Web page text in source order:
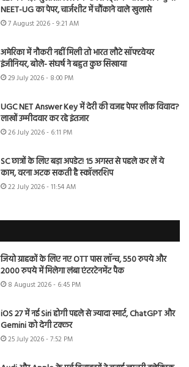
NEET-UG का पेपर, चार्जशीट में चौंकाने वाले खुलासे
7 August 2026 - 9:21 AM
अमेरिका में नौकरी नहीं मिली तो भारत लौटे सॉफ्टवेयर
इंजीनियर, बोले- संघर्ष ने बहुत कुछ सिखाया
29 July 2026 - 8:00 PM
UGC NET Answer Key में देरी की वजह पेपर लीक विवाद?
लाखों उम्मीदवार कर रहे इंतजार
26 July 2026 - 6:11 PM
SC छात्रों के लिए बड़ा अपडेट! 15 अगस्त से पहले कर लें ये
काम, वरना अटक सकती है स्कॉलरशिप
22 July 2026 - 11:54 AM
जियो ग्राहकों के लिए नए OTT पास लॉन्च, 550 रुपये और
2000 रुपये में मिलेगा लंबा एंटरटेनमेंट पैक
8 August 2026 - 6:45 PM
iOS 27 में नई Siri होगी पहले से ज्यादा स्मार्ट, ChatGPT और
Gemini को देगी टक्कर
25 July 2026 - 7:52 PM